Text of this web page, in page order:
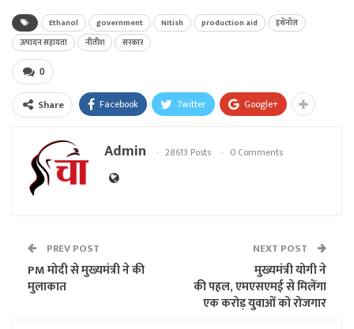
Ethanol government Nitish production aid
इथेनॉल
उत्पादन सहायता
नीतीश सरकार
0
Share Facebook Twitter Google+
Admin 28613 Posts 0 Comments
PREV POST
PM मोदी से मुख्यमंत्री ने की
मुलाकात
NEXT POST
मुख्यमंत्री योगी ने
की पहल, एमएसएमई से मिलेंगा
एक करोड़ युवाओं को रोजगार